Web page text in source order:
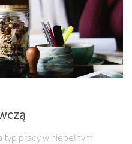
typ pracy w niepełnym